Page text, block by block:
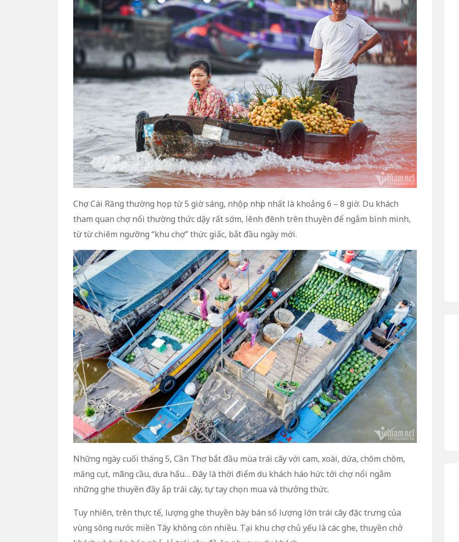
Chợ Cái Răng thường họp từ 5 giờ sáng, nhộp nhịp nhất là khoảng 6 – 8 giờ. Du khách
tham quan chợ nổi thường thức dậy rất sớm, lênh đênh trên thuyền để ngắm bình minh,
từ từ chiêm ngưỡng “khu chợ” thức giấc, bắt đầu ngày mới.
Những ngày cuối tháng 5, Cần Thơ bắt đầu mùa trái cây với cam, xoài, dứa, chôm chôm,
măng cụt, mãng cầu, dưa hấu… Đây là thời điểm du khách háo hức tới chợ nổi ngắm
những ghe thuyền đầy ắp trái cây, tự tay chọn mua và thưởng thức.
Tuy nhiên, trên thực tế, lượng ghe thuyền bày bán số lượng lớn trái cây đặc trưng của
vùng sông nước miền Tây không còn nhiều. Tại khu chợ chủ yếu là các ghe, thuyền chở